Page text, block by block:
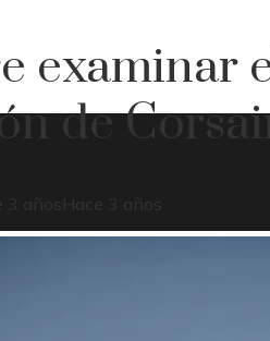
examinar
de
3 años Hace 3 años